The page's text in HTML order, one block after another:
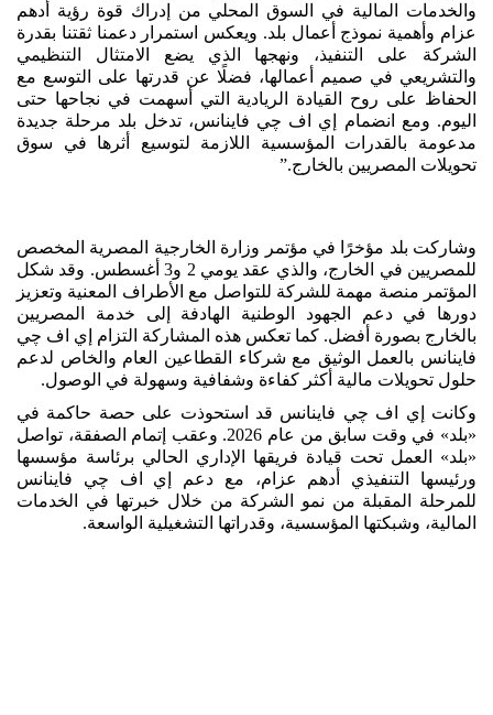
والخدمات المالية في السوق المحلي من إدراك قوة رؤية أدهم
عزام وأهمية نموذج أعمال بلد. ويعكس استمرار دعمنا ثقتنا بقدرة
الشركة على التنفيذ، ونهجها الذي يضع الامتثال التنظيمي
والتشريعي في صميم أعمالها، فضلًا عن قدرتها على التوسع مع
الحفاظ على روح القيادة الريادية التي أسهمت في نجاحها حتى
اليوم. ومع انضمام إي اف چي فاينانس، تدخل بلد مرحلة جديدة
مدعومة بالقدرات المؤسسية اللازمة لتوسيع أثرها في سوق
تحويلات المصريين بالخارج.”
وشاركت بلد مؤخرًا في مؤتمر وزارة الخارجية المصرية المخصص
للمصريين في الخارج، والذي عقد يومي 2 و3 أغسطس. وقد شكل
المؤتمر منصة مهمة للشركة للتواصل مع الأطراف المعنية وتعزيز
دورها في دعم الجهود الوطنية الهادفة إلى خدمة المصريين
بالخارج بصورة أفضل. كما تعكس هذه المشاركة التزام إي اف چي
فاينانس بالعمل الوثيق مع شركاء القطاعين العام والخاص لدعم
حلول تحويلات مالية أكثر كفاءة وشفافية وسهولة في الوصول.
وكانت إي اف چي فاينانس قد استحوذت على حصة حاكمة في
«بلد» في وقت سابق من عام 2026. وعقب إتمام الصفقة، تواصل
«بلد» العمل تحت قيادة فريقها الإداري الحالي برئاسة مؤسسها
ورئيسها التنفيذي أدهم عزام، مع دعم إي اف چي فاينانس
للمرحلة المقبلة من نمو الشركة من خلال خبرتها في الخدمات
المالية، وشبكتها المؤسسية، وقدراتها التشغيلية الواسعة.